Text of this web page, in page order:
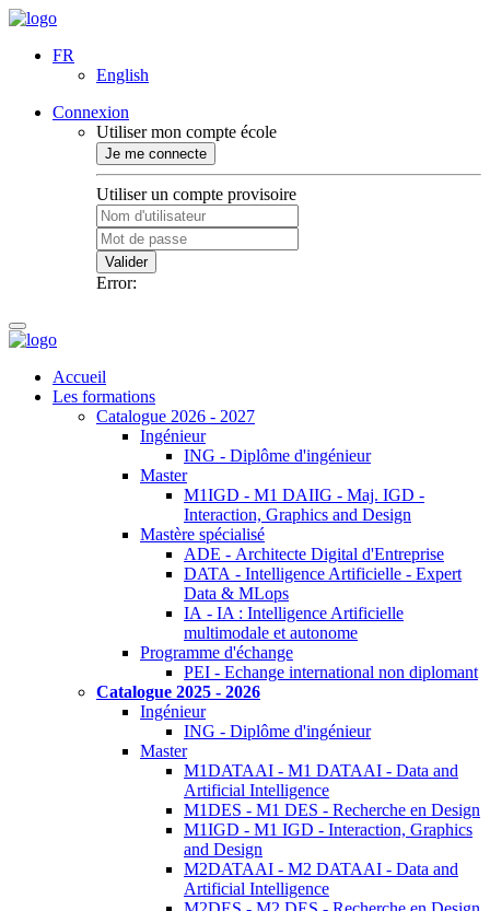
FR
English
Connexion
Utiliser mon compte école
Je me connecte
Utiliser un compte provisoire
Valider
Error:
Accueil
Les formations
Catalogue 2026 - 2027
Ingénieur
ING - Diplôme d'ingénieur
Master
M1IGD - M1 DAIIG - Maj. IGD -
Interaction, Graphics and Design
Mastère spécialisé
ADE - Architecte Digital d'Entreprise
DATA - Intelligence Artificielle - Expert
Data & MLops
IA - IA : Intelligence Artificielle
multimodale et autonome
Programme d'échange
PEI - Echange international non diplomant
Catalogue 2025 - 2026
Ingénieur
ING - Diplôme d'ingénieur
Master
M1DATAAI - M1 DATAAI - Data and
Artificial Intelligence
M1DES - M1 DES - Recherche en Design
M1IGD - M1 IGD - Interaction, Graphics
and Design
M2DATAAI - M2 DATAAI - Data and
Artificial Intelligence